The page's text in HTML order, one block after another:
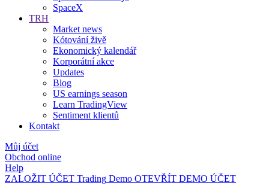
SpaceX
TRH
Market news
Kótování živě
Ekonomický kalendář
Korporátní akce
Updates
Blog
US earnings season
Learn TradingView
Sentiment klientů
Kontakt
Můj účet
Obchod online
Help
ZALOŽIT ÚČET Trading Demo OTEVŘÍT DEMO ÚČET